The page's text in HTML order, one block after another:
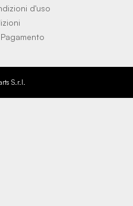
d'uso
S.r.l.